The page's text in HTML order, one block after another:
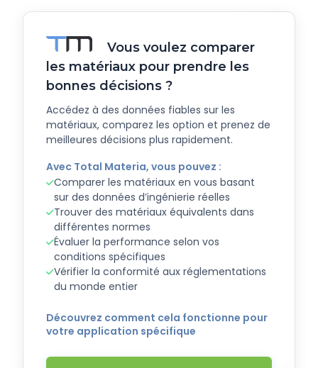
Vous voulez comparer
les matériaux pour prendre les
bonnes décisions ?
Accédez à des données fiables sur les
matériaux, comparez les option et prenez de
meilleures décisions plus rapidement.
Avec Total Materia, vous pouvez :
Comparer les matériaux en vous basant
sur des données d’ingénierie réelles
Trouver des matériaux équivalents dans
différentes normes
Évaluer la performance selon vos
conditions spécifiques
Vérifier la conformité aux réglementations
du monde entier
Découvrez comment cela fonctionne pour
votre application spécifique